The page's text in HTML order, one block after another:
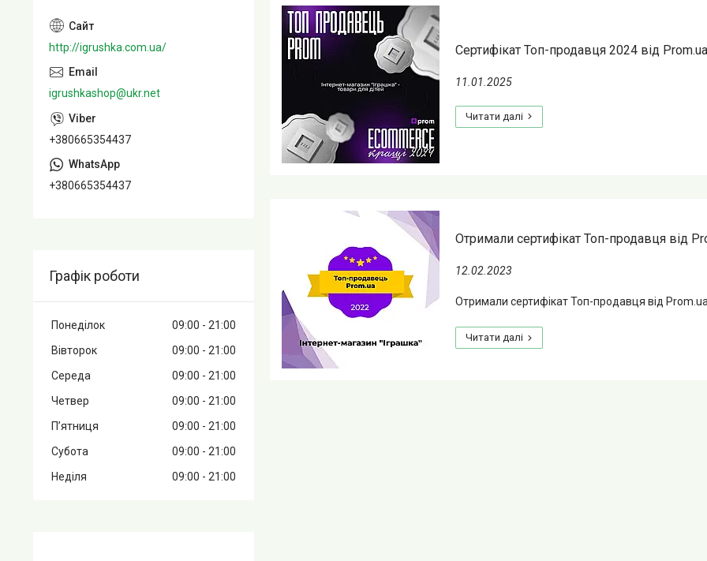
Сертифікат Топ-продавця 2024 від Prom.ua
11.01.2025
Отримали сертифікат Топ-продавця від
12.02.2023
Отримали сертифікат Топ-продавця від Prom.ua
http://igrushka.com.ua/
igrushkashop@ukr.net
+380665354437
+380665354437
Графік роботи
Понеділок 09:00
21:00
Вівторок
09:00
21:00
Середа
09:00
21:00
Четвер
09:00
21:00
Пʼятниця
09:00
21:00
Субота
09:00
21:00
Неділя
09:00 21:00